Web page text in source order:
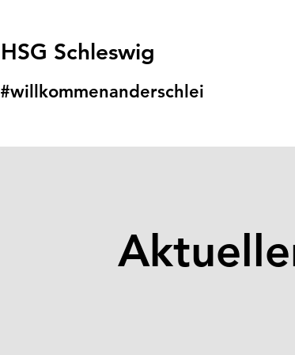
HSG Schleswig
#willkommenanderschlei